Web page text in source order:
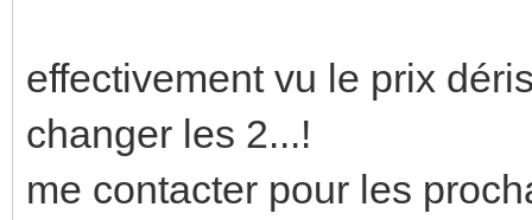
effectivement vu le prix
changer les 2...!
me contacter pour les